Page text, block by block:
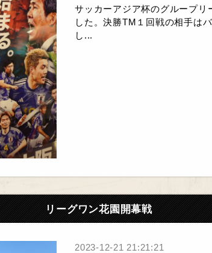
サッカーアジア杯のグループリ
した。決勝TM１回戦の相手は
し...
リーグワン花園開幕戦
2023-12-21 21:21:21